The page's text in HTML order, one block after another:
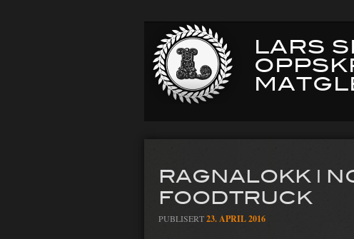
LARS
RAGNALOKK |
FOODTRUCK
PUBLISERT23. APRIL 2016